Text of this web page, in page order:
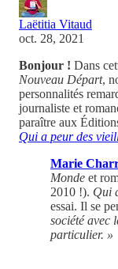
Laëtitia Vitaud
oct. 28, 2021
Bonjour ! Dans
Nouveau Départ,
personnalités
journaliste et
paraître aux
Qui a peur des
Marie
Monde et
2010 !). Qui
essai. Il se
société avec
particulier. »